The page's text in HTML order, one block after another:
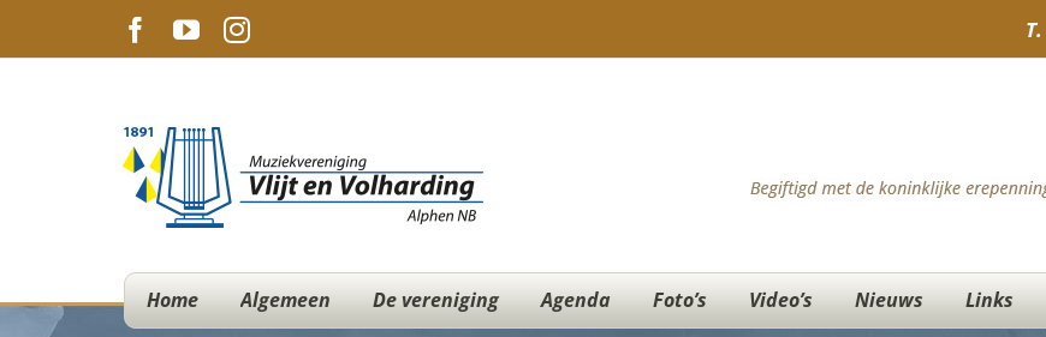
Facebook
YouTubeInstagram T.
Home Algemeen De vereniging Agenda Foto’s Video’s Nieuws Links